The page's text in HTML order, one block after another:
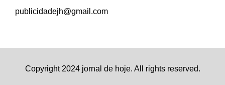
publicidadejh@gmail.com
Copyright 2024 jornal de hoje. All rights reserved.